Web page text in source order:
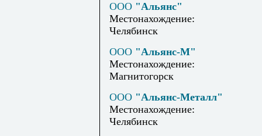
ООО "Альянс"
Местонахождение:
Челябинск
ООО "Альянс-М"
Местонахождение:
Магнитогорск
ООО "Альянс-Металл"
Местонахождение:
Челябинск